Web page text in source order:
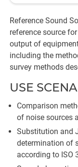
Reference Sound
reference source
output of
including the
survey methods
USE
Comparison
of noise sources
Substitution and
determination of
according to ISO